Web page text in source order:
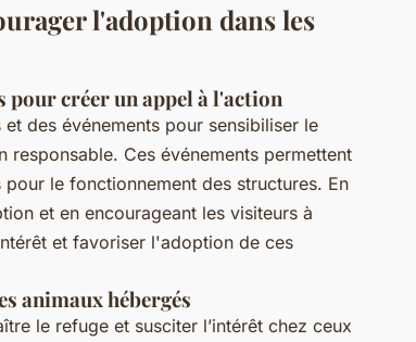
l'adoption dans les
pour créer un appel à l'action
des événements pour sensibiliser le
Ces événements permettent
le fonctionnement des structures. En
et en encourageant les visiteurs à
et favoriser l'adoption de ces
animaux hébergés
le refuge et susciter l’intérêt chez ceux